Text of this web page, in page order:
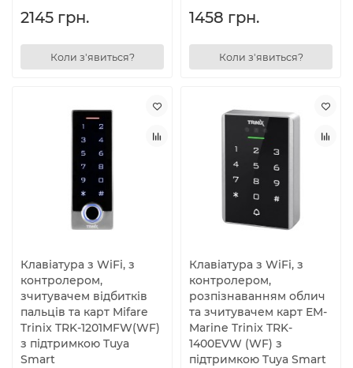
2145 грн.
Коли з'явиться?
1458 грн.
Коли з'явиться?
Клавіатура з WiFi, з
контролером,
зчитувачем відбитків
пальців та карт Mifare
Trinix TRK-1201MFW(WF)
з підтримкою Tuya
Smart
Клавіатура з WiFi, з
контролером,
розпізнаванням облич
та зчитувачем карт EM-
Marine Trinix TRK-
1400EVW (WF) з
підтримкою Tuya Smart